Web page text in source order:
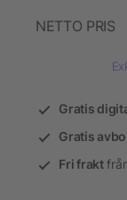
NETTO PRIS
Gratis
Gratis
Fri frakt